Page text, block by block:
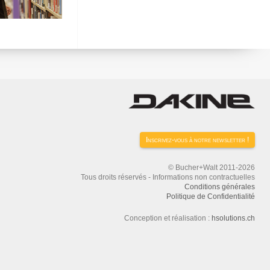
Inscrivez-vous à notre newsletter !
© Bucher+Walt 2011-2026
Tous droits réservés - Informations non contractuelles
Conditions générales
Politique de Confidentialité
Conception et réalisation : hsolutions.ch